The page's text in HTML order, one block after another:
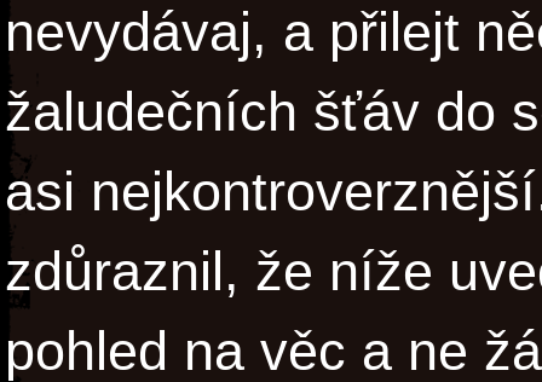
nevydávaj, a přilejt
žaludečních šťáv do
asi
zdůraznil, že níže
pohled na věc a ne